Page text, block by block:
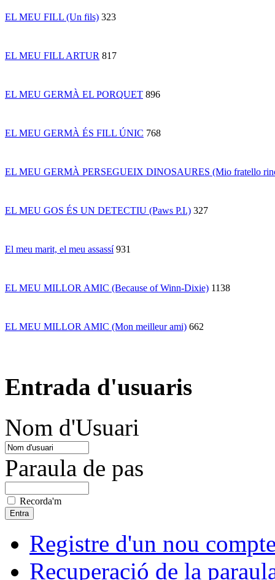
EL MEU FILL (Un fils) 323
EL MEU FILL ARTUR 817
EL MEU GERMÀ EL PORQUET 896
EL MEU GERMÀ ÉS FILL ÚNIC 768
EL MEU GERMÀ PERSEGUEIX DINOSAURES (Mio fratello
EL MEU GOS ÉS UN DETECTIU (Paws P.I.) 327
El meu marit, el meu assassí931
EL MEU MILLOR AMIC (Because of Winn-Dixie) 1138
EL MEU MILLOR AMIC (Mon meilleur ami) 662
Entrada d'usuaris
Nom d'Usuari
Paraula de pas
Recorda'm
Registre d'un nou
Recuperació de la